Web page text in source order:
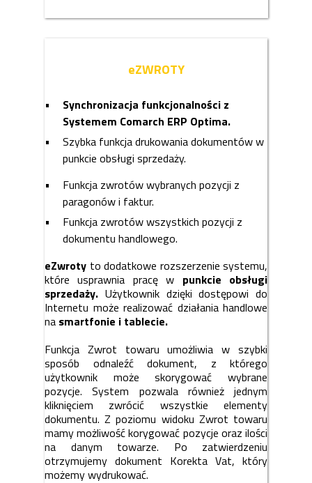
eZwroty to dodatkowe rozszerzenie systemu,
które usprawnia pracę w punkcie obsługi
sprzedaży. Użytkownik dzięki dostępowi do
Internetu może realizować działania handlowe
na smartfonie i tablecie.
Funkcja Zwrot towaru umożliwia w szybki
sposób odnaleźć dokument, z którego
użytkownik może skorygować wybrane
pozycje. System pozwala również jednym
kliknięciem zwrócić wszystkie elementy
dokumentu. Z poziomu widoku Zwrot towaru
mamy możliwość korygować pozycje oraz ilości
na danym towarze. Po zatwierdzeniu
otrzymujemy dokument Korekta Vat, który
możemy wydrukować.
Synchronizacja funkcjonalności z
Systemem Comarch ERP Optima.
Szybka funkcja drukowania dokumentów w
punkcie obsługi sprzedaży.
eZWROTY
Funkcja zwrotów wybranych pozycji z
paragonów i faktur.
Funkcja zwrotów wszystkich pozycji z
dokumentu handlowego.